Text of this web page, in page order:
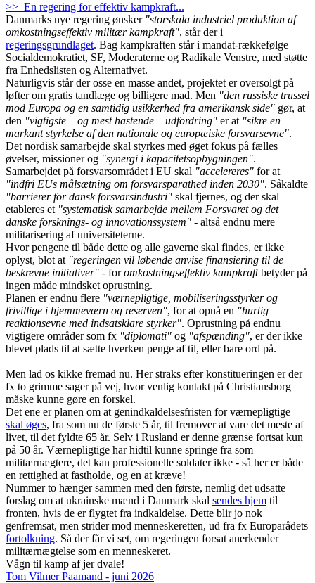
>> En regering for effektiv kampkraft...
Danmarks nye regering ønsker "storskala industriel produktion af
omkostningseffektiv militær kampkraft", står der i
regeringsgrundlaget. Bag kampkraften står i mandat-rækkefølge
Socialdemokratiet, SF, Moderaterne og Radikale Venstre, med støtte
fra Enhedslisten og Alternativet.
Naturligvis står der osse en masse andet, projektet er oversolgt på
løfter om gratis tandlæge og billigere mad. Men "den russiske trussel
mod Europa og en samtidig usikkerhed fra amerikansk side" gør, at
den "vigtigste – og mest hastende – udfordring" er at "sikre en
markant styrkelse af den nationale og europæiske forsvarsevne".
Det nordisk samarbejde skal styrkes med øget fokus på fælles
øvelser, missioner og "synergi i kapacitetsopbygningen".
Samarbejdet på forsvarsområdet i EU skal "accelereres" for at
"indfri EUs målsætning om forsvarsparathed inden 2030". Såkaldte
"barrierer for dansk forsvarsindustri" skal fjernes, og der skal
etableres et "systematisk samarbejde mellem Forsvaret og det
danske forsknings- og innovationssystem" - altså endnu mere
militarisering af universiteterne.
Hvor pengene til både dette og alle gaverne skal findes, er ikke
oplyst, blot at "regeringen vil løbende anvise finansiering til de
beskrevne initiativer" - foromkostningseffektiv kampkraftbetyder på
ingen måde mindsket oprustning.
Planen er endnu flere "værnepligtige, mobiliseringsstyrker og
frivillige i hjemmeværn og reserven", for at opnå en "hurtig
reaktionsevne med indsatsklare styrker". Oprustning på endnu
vigtigere områder som fx "diplomati" og "afspænding", er der ikke
blevet plads til at sætte hverken penge af til, eller bare ord på.
Men lad os kikke fremad nu. Her straks efter konstitueringen er der
fx to grimme sager på vej, hvor venlig kontakt på Christiansborg
måske kunne gøre en forskel.
Det ene er planen om at genindkaldelsesfristen for værnepligtige
skal øges, fra som nu de første 5 år, til fremover at vare det meste af
livet, til det fyldte 65 år. Selv i Rusland er denne grænse fortsat kun
på 50 år. Værnepligtige har hidtil kunne springe fra som
militærnægtere, det kan professionelle soldater ikke - så her er både
en rettighed at fastholde, og en at kræve!
Nummer to hænger sammen med den første, nemlig det udsatte
forslag om at ukrainske mænd i Danmark skal sendes hjem til
fronten, hvis de er flygtet fra indkaldelse. Dette blir jo nok
genfremsat, men strider mod menneskeretten, ud fra fx Europarådets
fortolkning. Så der får vi set, om regeringen forsat anerkender
militærnægtelse som en menneskeret.
Vågn til kamp af jer dvale!
Tom Vilmer Paamand - juni 2026